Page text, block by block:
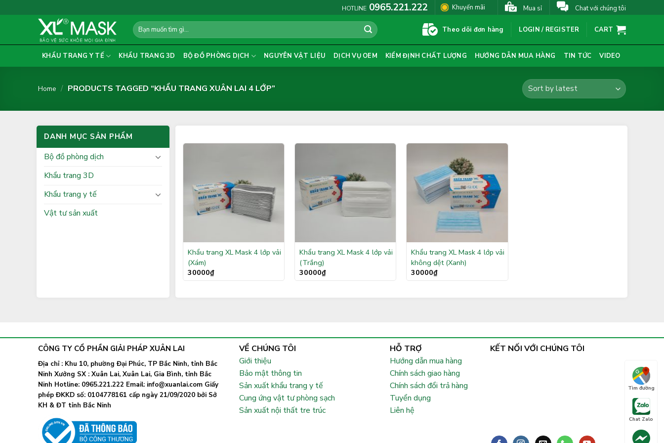
to
HOTLINE 0965.221.222 Khuyến mãi Mua sỉ Chat với chúng tôi
Search
for:
Theo dõi đơn hàng LOGIN / REGISTER CART
KHẨU TRANG Y TẾ KHẨU TRANG 3D BỘ ĐỒ PHÒNG DỊCH NGUYÊN VẬT LIỆU DỊCH VỤ OEM KIỂM ĐỊNH CHẤT LƯỢNG HƯỚNG DẪN MUA HÀNG TIN TỨC VIDEO
Home / PRODUCTS TAGGED “KHẨU TRANG XUÂN LAI 4 LỚP”
DANH MỤC SẢN PHẨM
Bộ đồ phòng dịch
Khẩu trang 3D
Khẩu trang y tế
Vật tư sản xuất
Khẩu trang XL Mask 4 lớp vải
(Xám)
30000₫
Khẩu trang XL Mask 4 lớp vải
(Trắng)
30000₫
Khẩu trang XL Mask 4 lớp vải
không dệt (Xanh)
30000₫
CÔNG TY CỔ PHẦN GIẢI PHÁP XUÂN LAI
Địa chỉ : Khu 10, phường Đại Phúc, TP Bắc Ninh, tỉnh Bắc
Ninh Xưởng SX : Xuân Lai, Xuân Lai, Gia Bình, tỉnh Bắc
Ninh Hotline: 0965.221.222 Email: info@xuanlai.com Giấy
phép ĐKKD số: 0104778161 cấp ngày 21/09/2020 bởi Sở
KH & ĐT tỉnh Bắc Ninh
VỀ CHÚNG TÔI
Giới thiệu
Bảo mật thông tin
Sản xuất khẩu trang y tế
Cung ứng vật tư phòng sạch
Sản xuất nội thất tre trúc
HỖ TRỢ
Hướng dẫn mua hàng
Chính sách giao hàng
Chính sách đổi trả hàng
Tuyển dụng
Liên hệ
KẾT NỐI VỚI CHÚNG TÔI
Tìm đường
Chat Zalo